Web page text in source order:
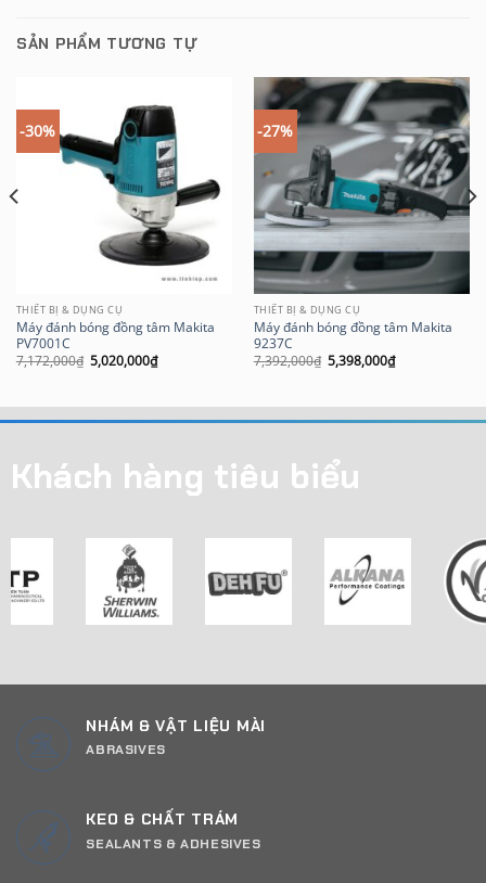
SẢN PHẨM TƯƠNG TỰ
-30%
THIẾT BỊ & DỤNG CỤ
Máy đánh bóng đồng tâm Makita
PV7001C
7,172,000₫ Giá
gốc
5,020,000₫Giá
hiện
5,020,000₫.
-27%
THIẾT BỊ & DỤNG CỤ
Máy đánh bóng đồng tâm Makita
9237C
7,392,000₫ Giá
gốc
5,398,000₫Giá
hiện
5,398,000₫.
Khách hàng tiêu biểu
NHÁM & VẬT LIỆU MÀI
ABRASIVES
KEO & CHẤT TRÁM
SEALANTS & ADHESIVES